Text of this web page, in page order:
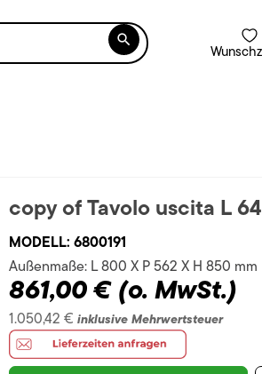

copy of Tavolo uscita L
MODELL: 6800191
Außenmaße: L 800 X P 562 X H 850 mm
861,00 € (o. MwSt.)
1.050,42 € inklusive Mehrwertsteuer